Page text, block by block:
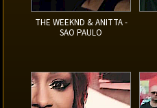
THE WEEKND & ANITTA -
SAO PAULO